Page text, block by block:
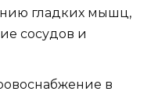
гладких мышц,
сосудов и
в